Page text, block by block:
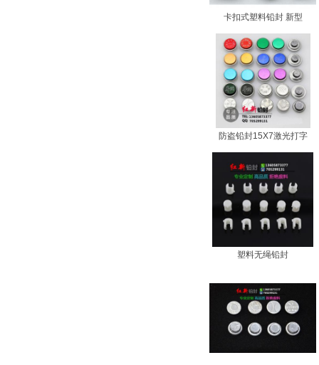
卡扣式塑料铅封 新型
防盗铅封15X7激光打字
塑料无绳铅封